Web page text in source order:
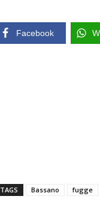
Facebook
TAGS Bassano fugge